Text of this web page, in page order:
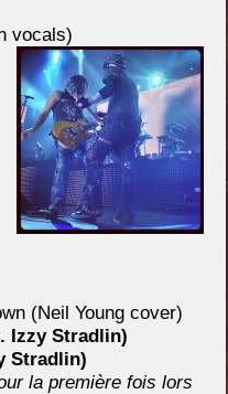
vocals)
(Neil Young cover)
Izzy Stradlin)
Stradlin)
la première fois lors